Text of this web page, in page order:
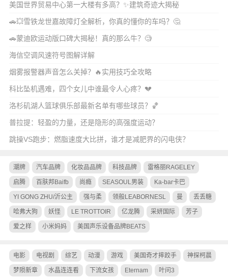
美国世界贸易中心第一大楼有多高？✨建筑奇迹大揭秘
🚗💥雪铁龙世嘉故障灯全解析，你真的懂你的车吗？🤔
🚗蒙迪欧运动版口碑大揭秘！真的那么牛？🧐
海信空调风速符号图解详解
烟雾报警器声音怎么关掉？🔥实用技巧全攻略
科比坠机遇难，四个女儿中谁最令人心疼？💔
洛杉矶湖人篮球俱乐部最新名单有哪些球员？🏀
普拉提：轻盈的力量，还是隐形的高强度运动？
跳操VS跑步：燃脂速度大比拼，谁才是减肥界的闪电侠？
潮牌 汽车品牌 化妆品品牌 科技品牌 雷格丽RAGELEY
启腾 百肤邦Baifb 尚瘾 SEASOUL男装 Ka-bar卡巴
YI GONG ZHU/沂公主 强与柔 领般LEABORNESL 曼 丢丢糖
哈弗大狗 妖怪 LE TROTTOIR 亿龙腾 采妍国际 芳子
爱之样 小米妈妈 美国声乐设备品牌BEATS
电影 电视剧 综艺 动漫 游戏 美国奇才摔跤手 神探柯晨
梦陨新章 水晶连连看 下流女孩 Eternam 叶问3